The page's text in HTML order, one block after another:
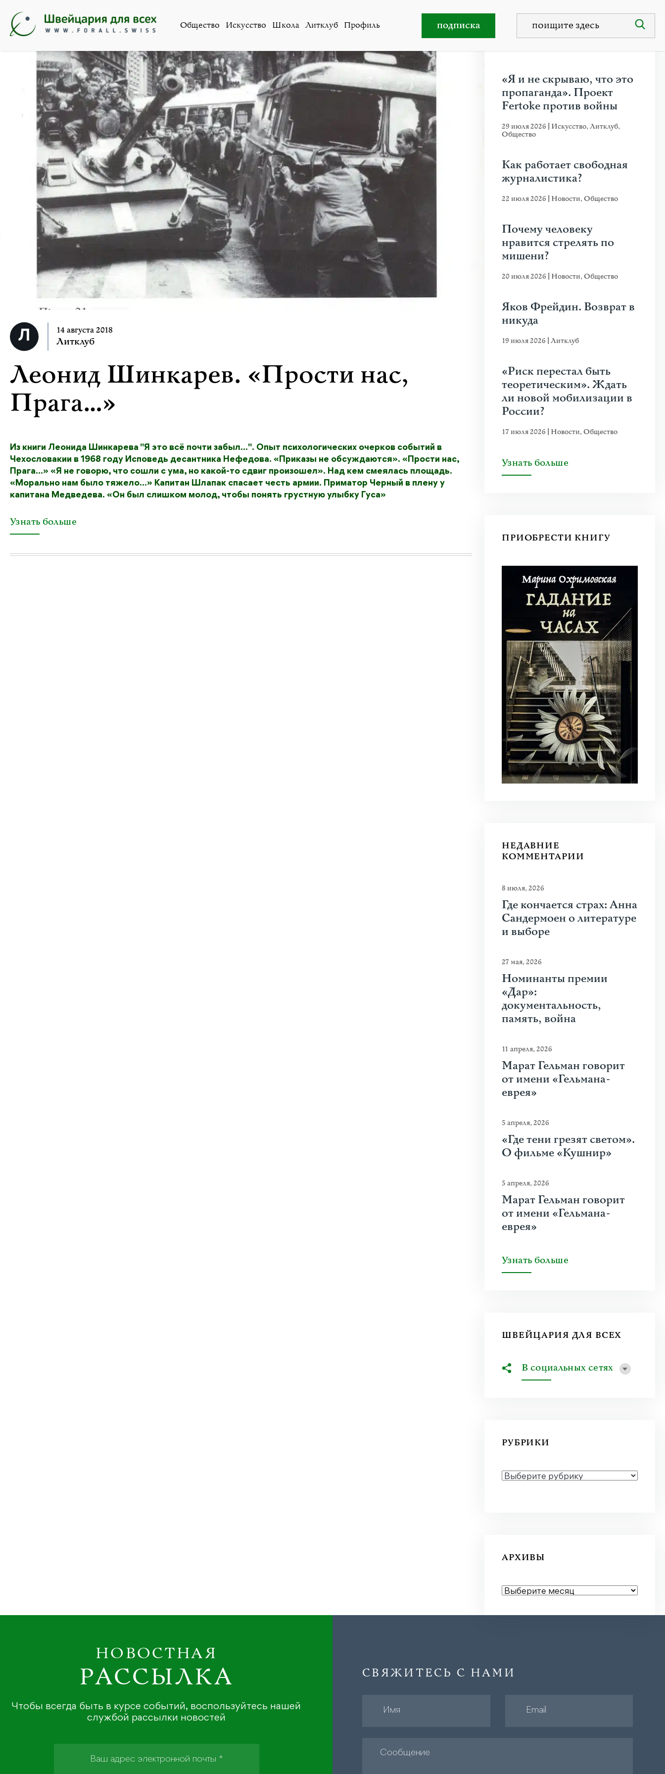
Общество Искусство Школа Литклуб Профиль подписка
14 августа 2018
Литклуб
Леонид Шинкарев. «Прости нас,
Прага…»
Из книги Леонида Шинкарева "Я это всё почти забыл...". Опыт психологических очерков событий в
Чехословакии в 1968 году Исповедь десантника Нефедова. «Приказы не обсуждаются». «Прости нас,
Прага...» «Я не говорю, что сошли с ума, но какой-то сдвиг произошел». Над кем смеялась площадь.
«Морально нам было тяжело...» Капитан Шлапак спасает честь армии. Приматор Черный в плену у
капитана Медведева. «Он был слишком молод, чтобы понять грустную улыбку Гуса»
Узнать больше
«Я и не скрываю, что это
пропаганда». Проект
Fertoke против войны
29 июля 2026 Искусство,Литклуб,
Общество
Как работает свободная
журналистика?
22 июля 2026 Новости,Общество
Почему человеку
нравится стрелять по
мишени?
20 июля 2026 Новости,Общество
Яков Фрейдин. Возврат в
никуда
19 июля 2026 Литклуб
«Риск перестал быть
теоретическим». Ждать
ли новой мобилизации в
России?
17 июля 2026 Новости,Общество
Узнать больше
ПРИОБРЕСТИ КНИГУ
НЕДАВНИЕ
КОММЕНТАРИИ
8 июля, 2026
Где кончается страх: Анна
Сандермоен о литературе
и выборе
27 мая, 2026
Номинанты премии
«Дар»:
документальность,
память, война
11 апреля, 2026
Марат Гельман говорит
от имени «Гельмана-
еврея»
5 апреля, 2026
«Где тени грезят светом».
О фильме «Кушнир»
5 апреля, 2026
Марат Гельман говорит
от имени «Гельмана-
еврея»
Узнать больше
ШВЕЙЦАРИЯ ДЛЯ ВСЕХ
В социальных сетях
РУБРИКИ
РУБРИКИ
АРХИВЫ
АРХИВЫ
НОВОСТНАЯ
РАССЫЛКА
Чтобы всегда быть в курсе событий, воспользуйтесь нашей
службой рассылки новостей
СВЯЖИТЕСЬ С НАМИ